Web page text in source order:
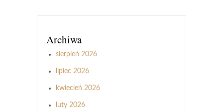
Archiwa
sierpień 2026
lipiec 2026
kwiecień 2026
luty 2026